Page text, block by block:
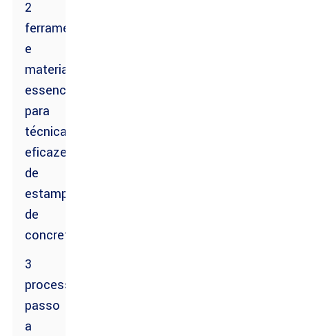
2
ferramentas
e
materiais
essenciais
para
técnicas
eficazes
de
estampagem
de
concreto
3
processos
passo
a